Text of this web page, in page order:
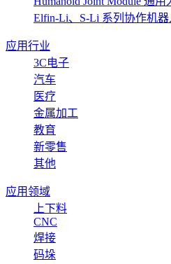
Elfin-Li、S-Li 系列协作机
应用行业
3C电子
汽车
医疗
金属加工
教育
新零售
其他
应用领域
上下料
CNC
焊接
码垛